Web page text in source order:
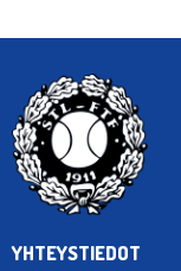
YHTEYSTIEDOT